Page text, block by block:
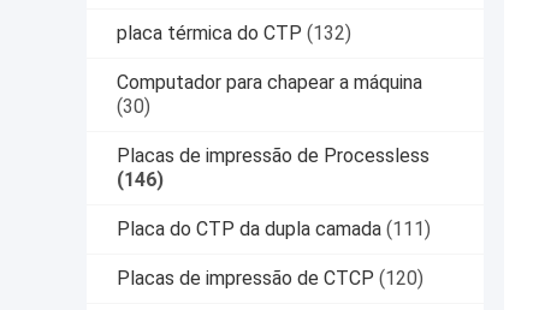
placa térmica do CTP (132)
Computador para chapear a máquina
(30)
Placas de impressão de Processless
(146)
Placa do CTP da dupla camada (111)
Placas de impressão de CTCP (120)